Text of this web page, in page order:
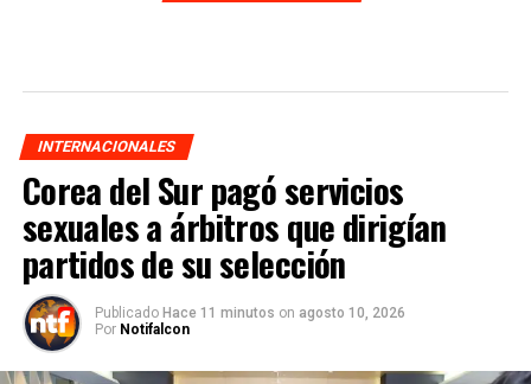
INTERNACIONALES
Corea del Sur pagó servicios
sexuales a árbitros que dirigían
partidos de su selección
Publicado Hace 11 minutos on agosto 10, 2026
Por Notifalcon